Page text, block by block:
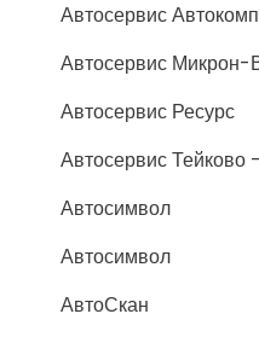
Автосервис
Автосервис Микрон-
Автосервис Ресурс
Автосервис Тейково
Автосимвол
Автосимвол
АвтоСкан